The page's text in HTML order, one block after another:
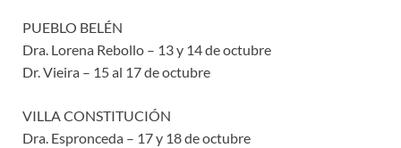
PUEBLO BELÉN
Dra. Lorena Rebollo – 13 y 14 de octubre
Dr. Vieira – 15 al 17 de octubre
VILLA CONSTITUCIÓN
Dra. Espronceda – 17 y 18 de octubre